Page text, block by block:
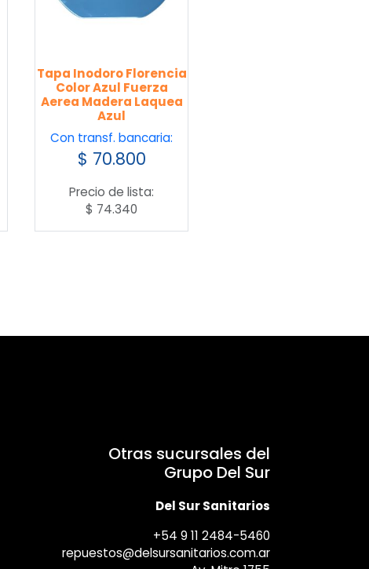
Tapa Inodoro Florencia
Color Azul Fuerza
Aerea Madera Laquea
Azul
Con transf. bancaria:
$ 70.800
Precio de lista:
$ 74.340
Otras sucursales del
Grupo Del Sur
Del Sur Sanitarios
+54 9 11 2484-5460
repuestos@delsursanitarios.com.ar